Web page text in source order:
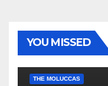
YOU MISSED
THE MOLUCCAS